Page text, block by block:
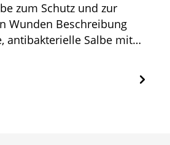
zum Schutz und zur
Wunden Beschreibung
antibakterielle Salbe mit…